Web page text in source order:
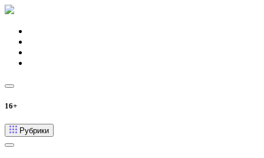
16+
Рубрики